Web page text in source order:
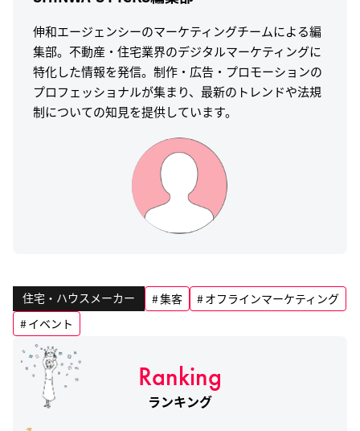
伸和エージェンシーのマーケティングチームによる編
集部。不動産・住宅業界のデジタルマーケティングに
特化した情報を発信。制作・広告・プロモーションの
プロフェッショナルが集まり、最新のトレンドや法規
制についての知見を提供しています。
住宅・ハウスメーカー 集客
オフラインマーケティング
イベント
Ranking
ランキング